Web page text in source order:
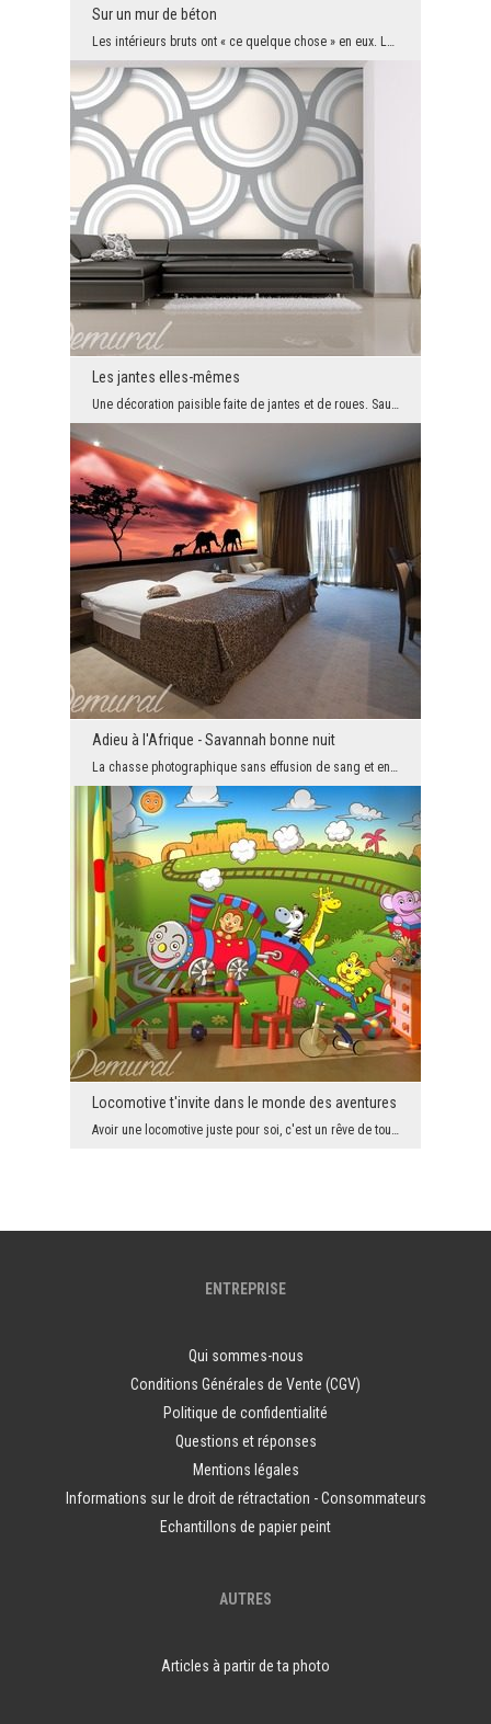
Sur un mur de béton
Les jantes elles-mêmes
Adieu à l'Afrique - Savannah bonne nuit
Locomotive t'invite dans le monde des aventures
ENTREPRISE
Qui sommes-nous
Conditions Générales de Vente (CGV)
Politique de confidentialité
Questions et réponses
Mentions légales
Informations sur le droit de rétractation - Consommateurs
Echantillons de papier peint
AUTRES
Articles à partir de ta photo